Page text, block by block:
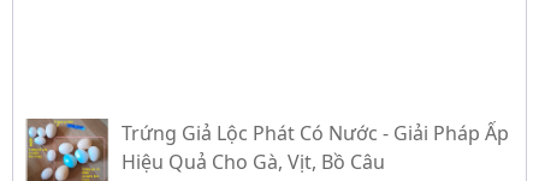
Video hướng dẫn cài đặt bộ điều khiển ấp